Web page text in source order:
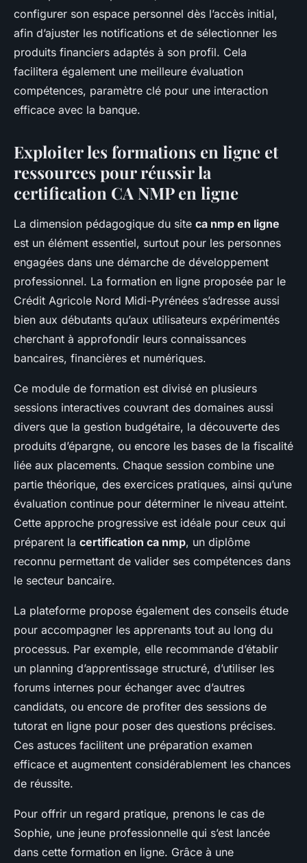
configurer son espace personnel dès l’accès initial,
afin d’ajuster les notifications et de sélectionner les
produits financiers adaptés à son profil. Cela
facilitera également une meilleure évaluation
compétences, paramètre clé pour une interaction
efficace avec la banque.
Exploiter les formations en ligne et
ressources pour réussir la
certification CA NMP en ligne
La dimension pédagogique du site ca nmp en ligne
est un élément essentiel, surtout pour les personnes
engagées dans une démarche de développement
professionnel. La formation en ligne proposée par le
Crédit Agricole Nord Midi-Pyrénées s’adresse aussi
bien aux débutants qu’aux utilisateurs expérimentés
cherchant à approfondir leurs connaissances
bancaires, financières et numériques.
Ce module de formation est divisé en plusieurs
sessions interactives couvrant des domaines aussi
divers que la gestion budgétaire, la découverte des
produits d’épargne, ou encore les bases de la fiscalité
liée aux placements. Chaque session combine une
partie théorique, des exercices pratiques, ainsi qu’une
évaluation continue pour déterminer le niveau atteint.
Cette approche progressive est idéale pour ceux qui
préparent la certification ca nmp, un diplôme
reconnu permettant de valider ses compétences dans
le secteur bancaire.
La plateforme propose également des conseils étude
pour accompagner les apprenants tout au long du
processus. Par exemple, elle recommande d’établir
un planning d’apprentissage structuré, d’utiliser les
forums internes pour échanger avec d’autres
candidats, ou encore de profiter des sessions de
tutorat en ligne pour poser des questions précises.
Ces astuces facilitent une préparation examen
efficace et augmentent considérablement les chances
de réussite.
Pour offrir un regard pratique, prenons le cas de
Sophie, une jeune professionnelle qui s’est lancée
dans cette formation en ligne. Grâce à une